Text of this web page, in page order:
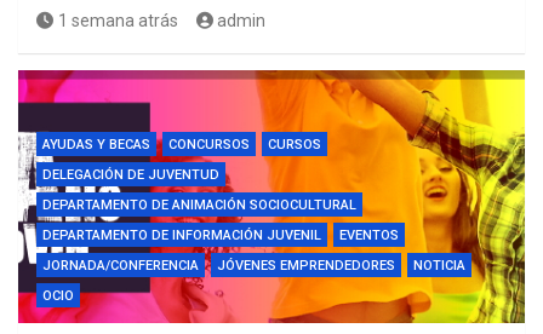
1 semana atrás admin
AYUDAS Y BECAS CONCURSOS
CURSOS
DELEGACIÓN DE JUVENTUD
DEPARTAMENTO DE ANIMACIÓN SOCIOCULTURAL
DEPARTAMENTO DE INFORMACIÓN JUVENIL
EVENTOS
JORNADA/CONFERENCIA
JÓVENES EMPRENDEDORES
NOTICIA
OCIO